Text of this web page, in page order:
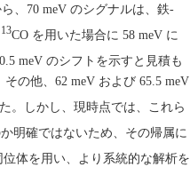
、70 meV のシグナルは、鉄-
13CO を用いた場合に 58 meV に
meV のシフトを示すと見積も
の他、62 meV および 65.5 meV
。しかし、現時点では、これら
明確ではないため、その帰属に
体を用い、より系統的な解析を